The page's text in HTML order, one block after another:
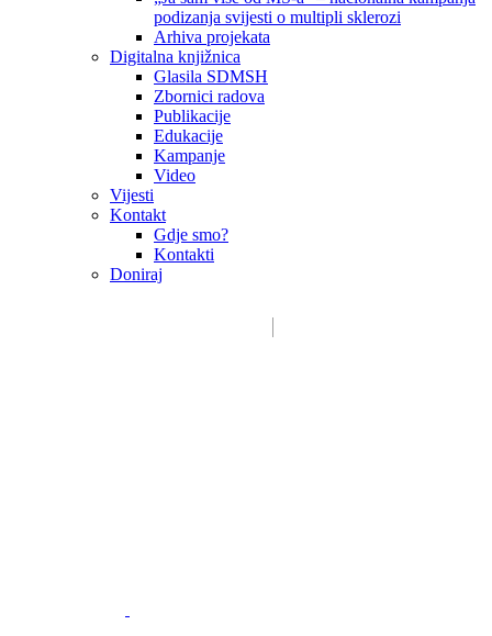
podizanja svijesti o multipli sklerozi
Arhiva projekata
Digitalna knjižnica
Glasila SDMSH
Zbornici radova
Publikacije
Edukacije
Kampanje
Video
Vijesti
Kontakt
Gdje smo?
Kontakti
Doniraj